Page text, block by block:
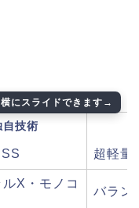
自技術
超軽量
X・モノコ
バラン